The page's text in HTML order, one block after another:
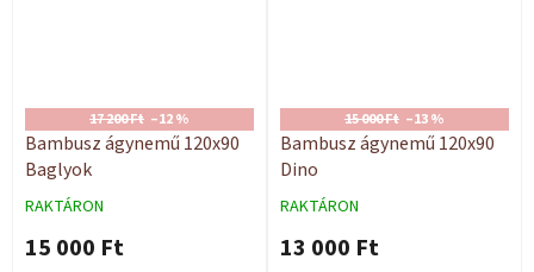
17 200 Ft –12 %
Bambusz ágynemű 120x90
Baglyok
RAKTÁRON
15 000 Ft
15 000 Ft –13 %
Bambusz ágynemű 120x90
Dino
RAKTÁRON
13 000 Ft